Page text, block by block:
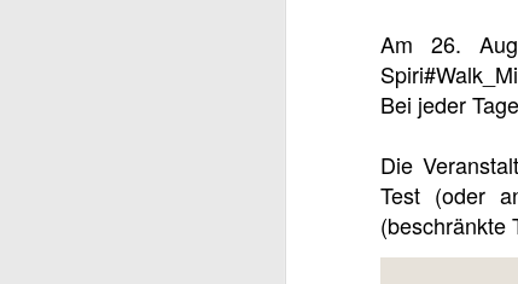
Am 26.
Bei jeder
Die
Test (oder
(beschränkte